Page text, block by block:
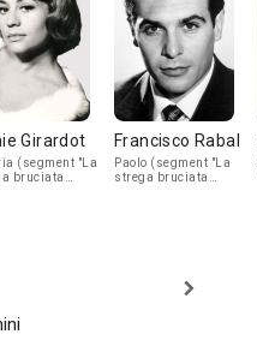
Girardot
(segment "La
bruciata
Francisco Rabal
Paolo (segment "La
strega bruciata